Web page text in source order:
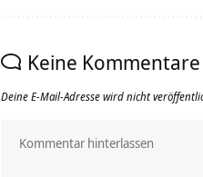
Keine Kommentare
Deine E-Mail-Adresse wird nicht